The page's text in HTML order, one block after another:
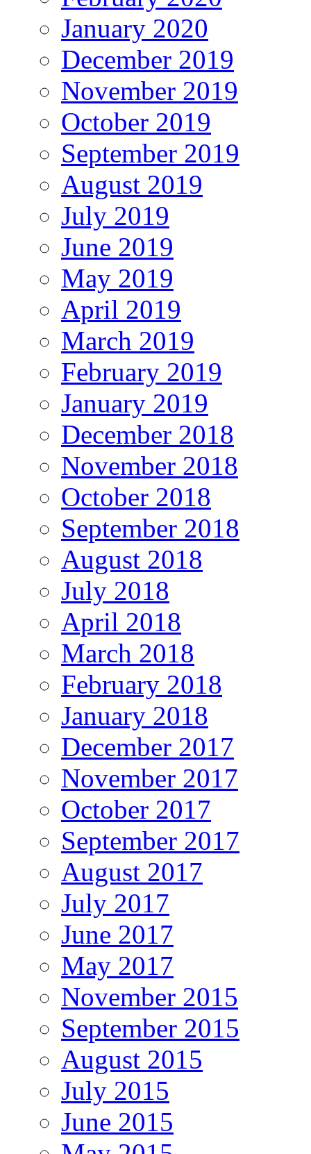
January 2020
December 2019
November 2019
October 2019
September 2019
August 2019
July 2019
June 2019
May 2019
April 2019
March 2019
February 2019
January 2019
December 2018
November 2018
October 2018
September 2018
August 2018
July 2018
April 2018
March 2018
February 2018
January 2018
December 2017
November 2017
October 2017
September 2017
August 2017
July 2017
June 2017
May 2017
November 2015
September 2015
August 2015
July 2015
June 2015